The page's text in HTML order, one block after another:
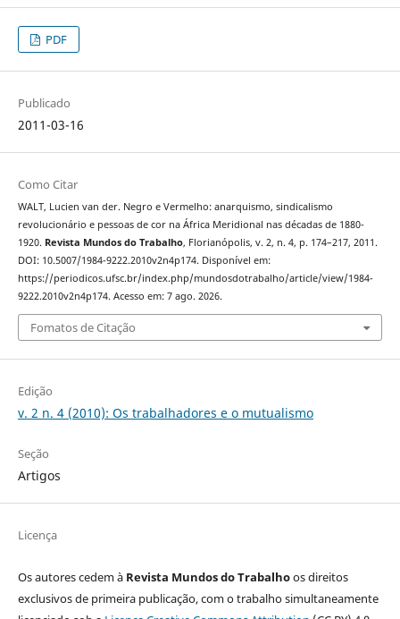
PDF
Publicado
2011-03-16
Como Citar
WALT, Lucien van der. Negro e Vermelho: anarquismo, sindicalismo
revolucionário e pessoas de cor na África Meridional nas décadas de 1880-
1920. Revista Mundos do Trabalho, Florianópolis, v. 2, n. 4, p. 174–217, 2011.
DOI: 10.5007/1984-9222.2010v2n4p174. Disponível em:
https://periodicos.ufsc.br/index.php/mundosdotrabalho/article/view/1984-
9222.2010v2n4p174. Acesso em: 7 ago. 2026.
Fomatos de Citação
Edição
v. 2 n. 4 (2010): Os trabalhadores e o mutualismo
Seção
Artigos
Licença
Os autores cedem à Revista Mundos do Trabalhoos direitos
exclusivos de primeira publicação, com o trabalho simultaneamente